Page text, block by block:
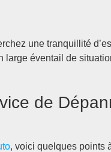
une tranquillité
large éventail de
de
, voici quelques points